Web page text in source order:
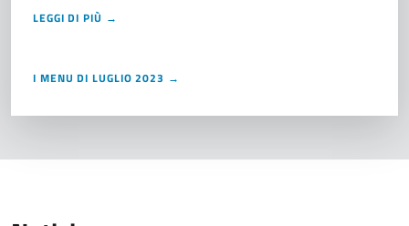
LEGGI DI PIÙ →
I MENU DI LUGLIO 2023 →